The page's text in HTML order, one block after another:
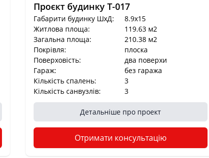
Проєкт будинку T-017
Габарити будинку ШхД:
8.9x15
Житлова площа:
119.63 м2
Загальна площа:
210.38 м2
Покрівля:
плоска
Поверховість:
два поверхи
Гараж:
без гаража
Кількість спалень:
3
Кількість санвузлів:
3
Детальніше про проект
Отримати консультацію